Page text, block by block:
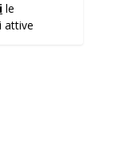
le
attive